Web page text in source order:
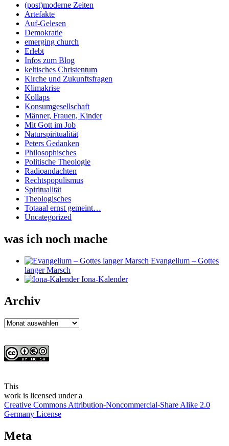
(post)moderne Zeiten
Artefakte
Auf-Gelesen
Demokratie
emerging church
Erlebt
Infos zum Blog
keltisches Christentum
Kirche und Zukunftsfragen
Klimakrise
Kollaps
Konsumgesellschaft
Männer, Frauen, Kinder
Mit Gott im Job
Naturspiritualität
Peters Gedanken
Philosophisches
Politische Theologie
Radioandachten
Rechtspopulismus
Spiritualität
Theologisches
Totaaal ernst gemeint…
Uncategorized
was ich noch mache
Evangelium – Gottes
langer Marsch
Iona-Kalender
Archiv
Archiv
This
work is licensed under a
Creative Commons Attribution-Noncommercial-Share Alike 2.0
Germany License
Meta